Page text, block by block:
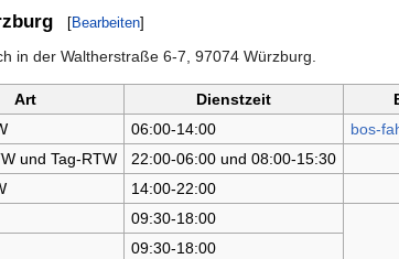
[Bearbeiten]
in der Waltherstraße 6-7, 97074 Würzburg.
Art Dienstzeit
06:00-14:00
bos-
und Tag-RTW
22:00-06:00 und 08:00-15:30
14:00-22:00
09:30-18:00
09:30-18:00